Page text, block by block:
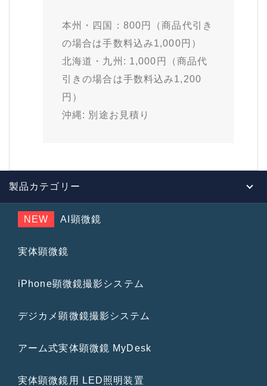
本州・四国：800円（商品代引き
の場合は手数料込み1,000円）
北海道・九州: 1,000円（商品代
引きの場合は手数料込み1,200
円）
沖縄: 別途お見積り
製品カテゴリー
NEW AI顕微鏡
実体顕微鏡
iPhone顕微鏡撮影システム
デジカメ顕微鏡撮影システム
アーム式実体顕微鏡 MyDesk
実体顕微鏡用 LED照明装置